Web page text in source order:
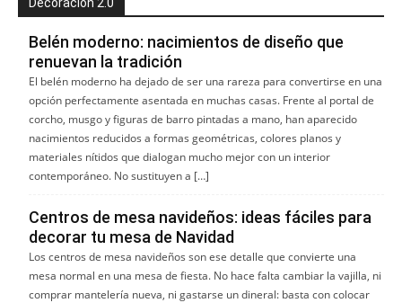
Belén moderno: nacimientos de diseño que
renuevan la tradición
El belén moderno ha dejado de ser una rareza para convertirse en una
opción perfectamente asentada en muchas casas. Frente al portal de
corcho, musgo y figuras de barro pintadas a mano, han aparecido
nacimientos reducidos a formas geométricas, colores planos y
materiales nítidos que dialogan mucho mejor con un interior
contemporáneo. No sustituyen a […]
Centros de mesa navideños: ideas fáciles para
decorar tu mesa de Navidad
Los centros de mesa navideños son ese detalle que convierte una
mesa normal en una mesa de fiesta. No hace falta cambiar la vajilla, ni
comprar mantelería nueva, ni gastarse un dineral: basta con colocar